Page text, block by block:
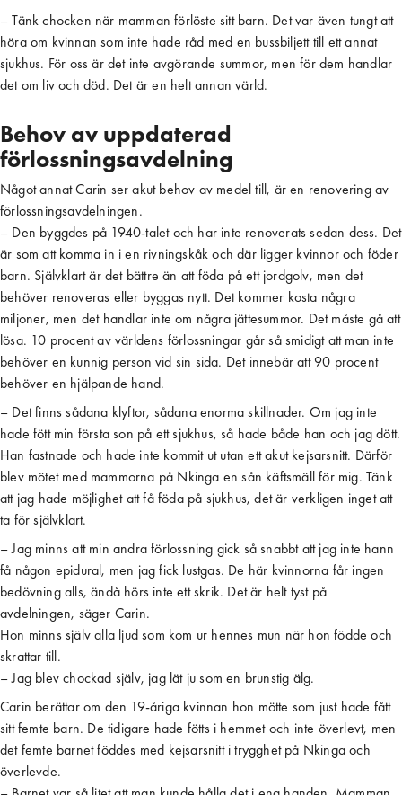
– Tänk chocken när mamman förlöste sitt barn. Det var även tungt att
höra om kvinnan som inte hade råd med en bussbiljett till ett annat
sjukhus. För oss är det inte avgörande summor, men för dem handlar
det om liv och död. Det är en helt annan värld.
Behov av uppdaterad
förlossningsavdelning
Något annat Carin ser akut behov av medel till, är en renovering av
förlossningsavdelningen.
– Den byggdes på 1940-talet och har inte renoverats sedan dess. Det
är som att komma in i en rivningskåk och där ligger kvinnor och föder
barn. Självklart är det bättre än att föda på ett jordgolv, men det
behöver renoveras eller byggas nytt. Det kommer kosta några
miljoner, men det handlar inte om några jättesummor. Det måste gå att
lösa. 10 procent av världens förlossningar går så smidigt att man inte
behöver en kunnig person vid sin sida. Det innebär att 90 procent
behöver en hjälpande hand.
– Det finns sådana klyftor, sådana enorma skillnader. Om jag inte
hade fött min första son på ett sjukhus, så hade både han och jag dött.
Han fastnade och hade inte kommit ut utan ett akut kejsarsnitt. Därför
blev mötet med mammorna på Nkinga en sån käftsmäll för mig. Tänk
att jag hade möjlighet att få föda på sjukhus, det är verkligen inget att
ta för självklart.
– Jag minns att min andra förlossning gick så snabbt att jag inte hann
få någon epidural, men jag fick lustgas. De här kvinnorna får ingen
bedövning alls, ändå hörs inte ett skrik. Det är helt tyst på
avdelningen, säger Carin.
Hon minns själv alla ljud som kom ur hennes mun när hon födde och
skrattar till.
– Jag blev chockad själv, jag lät ju som en brunstig älg.
Carin berättar om den 19-åriga kvinnan hon mötte som just hade fått
sitt femte barn. De tidigare hade fötts i hemmet och inte överlevt, men
det femte barnet föddes med kejsarsnitt i trygghet på Nkinga och
överlevde.